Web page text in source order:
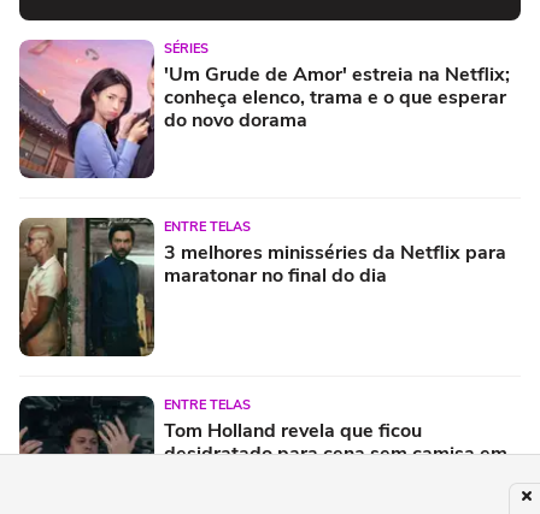
SÉRIES
'Um Grude de Amor' estreia na Netflix;
conheça elenco, trama e o que esperar
do novo dorama
ENTRE TELAS
3 melhores minisséries da Netflix para
maratonar no final do dia
ENTRE TELAS
Tom Holland revela que ficou
desidratado para cena sem camisa em